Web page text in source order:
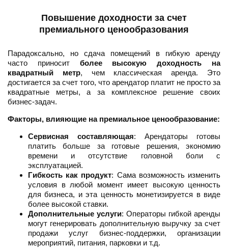
Повышение доходности за счет
премиального ценообразования
Парадоксально, но сдача помещений в гибкую аренду
часто приносит более высокую доходность на
квадратный метр, чем классическая аренда. Это
достигается за счет того, что арендатор платит не просто за
квадратные метры, а за комплексное решение своих
бизнес-задач.
Факторы, влияющие на премиальное ценообразование:
Сервисная составляющая: Арендаторы готовы
платить больше за готовые решения, экономию
времени и отсутствие головной боли с
эксплуатацией.
Гибкость как продукт: Сама возможность изменить
условия в любой момент имеет высокую ценность
для бизнеса, и эта ценность монетизируется в виде
более высокой ставки.
Дополнительные услуги: Операторы гибкой аренды
могут генерировать дополнительную выручку за счет
продажи услуг бизнес-поддержки, организации
мероприятий, питания, парковки и т.д.